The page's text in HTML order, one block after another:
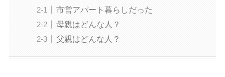
市営アパート暮らしだった
母親はどんな人？
父親はどんな人？